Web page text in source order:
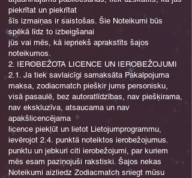
piekrītat un piekrītat
šīs izmaiņas ir saistošas. Šie Noteikumi būs
spēkā līdz to izbeigšanai
jūs vai mēs, kā iepriekš aprakstīts šajos
noteikumos.
2. IEROBEŽOTA LICENCE UN IEROBEŽOJUMI
2.1. Ja tiek savlaicīgi samaksāta Pakalpojuma
maksa, zodiacmatch piešķir jums personisku,
visā pasaulē, bez autoratlīdzības, nav piešķirama,
nav ekskluzīva, atsaucama un nav
apakšlicencējama
licence piekļūt un lietot Lietojumprogrammu,
ievērojot 2.4. punktā noteiktos ierobežojumus.
punktu un jebkuri citi ierobežojumi, par kuriem
mēs esam paziņojuši rakstiski. Šajos nekas
Noteikumi aizliedz Zodiacmatch sniegt mūsu